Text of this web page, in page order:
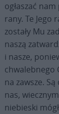
ogłaszać
rany. Te Jego
zostały Mu
naszą
i nasze,
chwalebnego
na zawsze.
nas,
niebieski